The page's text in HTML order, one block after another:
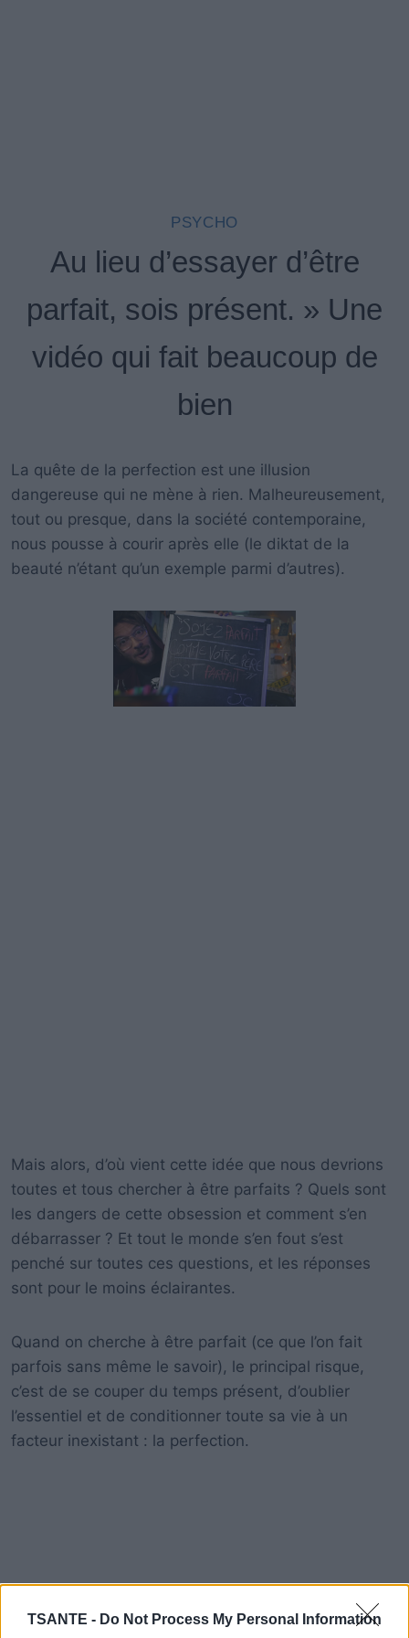
TSANTE - Do Not Process My Personal Information
PSYCHO
Au lieu d’essayer d’être
parfait, sois présent. » Une
vidéo qui fait beaucoup de
bien
La quête de la perfection est une illusion
dangereuse qui ne mène à rien. Malheureusement,
tout ou presque, dans la société contemporaine,
nous pousse à courir après elle (le diktat de la
beauté n’étant qu’un exemple parmi d’autres).
Mais alors, d’où vient cette idée que nous devrions
toutes et tous chercher à être parfaits ? Quels sont
les dangers de cette obsession et comment s’en
débarrasser ? Et tout le monde s’en fout s’est
penché sur toutes ces questions, et les réponses
sont pour le moins éclairantes.
Quand on cherche à être parfait (ce que l’on fait
parfois sans même le savoir), le principal risque,
c’est de se couper du temps présent, d’oublier
l’essentiel et de conditionner toute sa vie à un
facteur inexistant : la perfection.